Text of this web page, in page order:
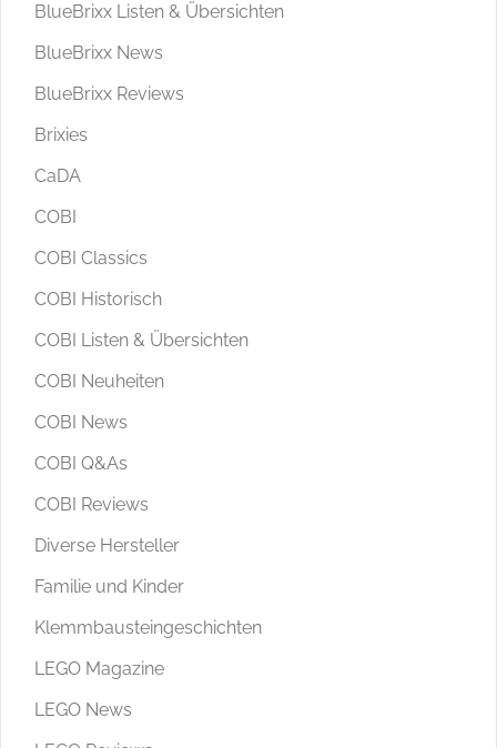
BlueBrixx Listen & Übersichten
BlueBrixx News
BlueBrixx Reviews
Brixies
CaDA
COBI
COBI Classics
COBI Historisch
COBI Listen & Übersichten
COBI Neuheiten
COBI News
COBI Q&As
COBI Reviews
Diverse Hersteller
Familie und Kinder
Klemmbausteingeschichten
LEGO Magazine
LEGO News